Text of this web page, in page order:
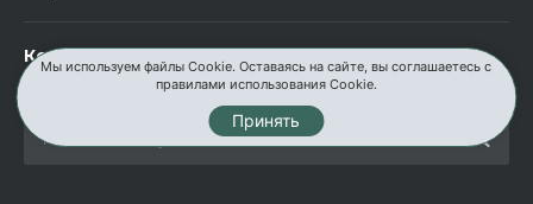
Контакты
Мы используем файлы Cookie. Оставаясь на сайте, вы соглашаетесь с
правилами использования Cookie.
Принять